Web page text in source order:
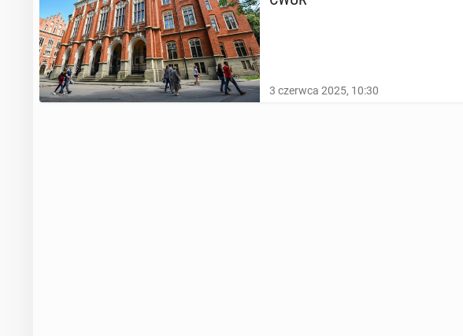
3 czerwca 2025, 10:30